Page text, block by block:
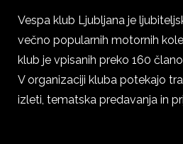
Vespa klub Ljubljana je
večno popularnih motornih
klub je vpisanih preko 160
V organizaciji kluba potekajo
izleti, tematska predavanja in